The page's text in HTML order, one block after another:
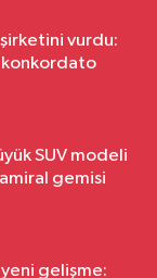
vurdu:
konkordato
SUV modeli
gemisi
gelişme: